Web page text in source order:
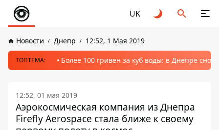
UK
Новости Днепр 12:52, 1 Мая 2019
ТОПТЕМА: Более 100 гривен за куб воды: в Днепре
12:52, 01 мая 2019
Аэрокосмическая компания из Днепра
Firefly Aerospace стала ближе к своему